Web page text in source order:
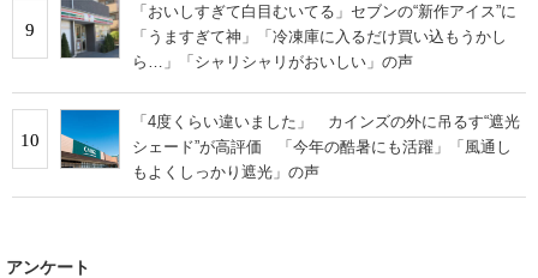
9
「おいしすぎて白目むいてる」セブンの“新作アイス”に
「うますぎて神」「冷凍庫に入るだけ買い込もうかし
ら…」「シャリシャリがおいしい」の声
10
「4度くらい違いました」 カインズの外に吊るす“遮光
シェード”が高評価 「今年の酷暑にも活躍」「風通し
もよくしっかり遮光」の声
アンケート